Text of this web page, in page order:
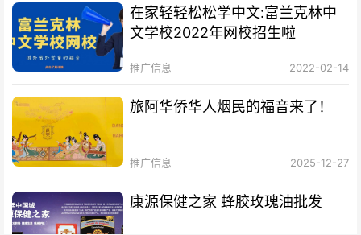
在家轻轻松松学中文:富兰克林中
文学校2022年网校招生啦
推广信息 2022-02-14
旅阿华侨华人烟民的福音来了！
推广信息 2025-12-27
康源保健之家 蜂胶玫瑰油批发